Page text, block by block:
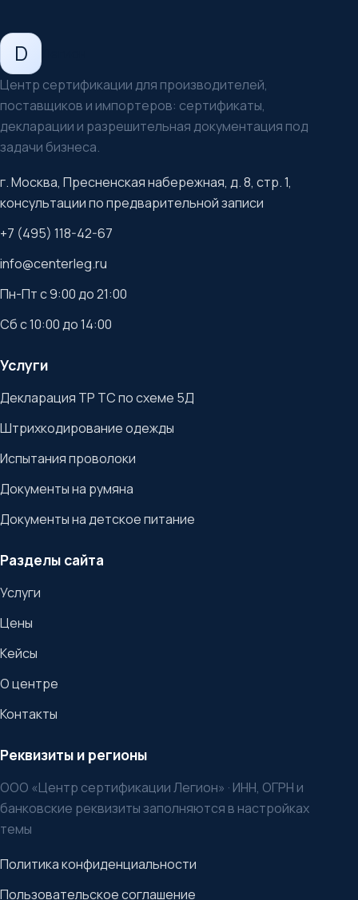
D
Центр сертификации для производителей,
поставщиков и импортеров: сертификаты,
декларации и разрешительная документация под
задачи бизнеса.
г. Москва, Пресненская набережная, д. 8, стр. 1,
консультации по предварительной записи
+7 (495) 118-42-67
info@centerleg.ru
Пн-Пт с 9:00 до 21:00
Сб с 10:00 до 14:00
Услуги
Декларация ТР ТС по схеме 5Д
Штрихкодирование одежды
Испытания проволоки
Документы на румяна
Документы на детское питание
Разделы сайта
Услуги
Цены
Кейсы
О центре
Контакты
Реквизиты и регионы
ООО «Центр сертификации Легион» · ИНН, ОГРН и
банковские реквизиты заполняются в настройках
темы
Политика конфиденциальности
Пользовательское соглашение